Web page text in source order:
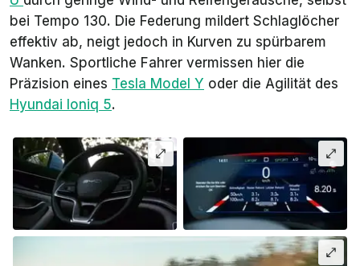
bei Tempo 130. Die Federung mildert Schlaglöcher
effektiv ab, neigt jedoch in Kurven zu spürbarem
Wanken. Sportliche Fahrer vermissen hier die
Präzision eines Tesla Model Y oder die Agilität des
Hyundai Ioniq 5.